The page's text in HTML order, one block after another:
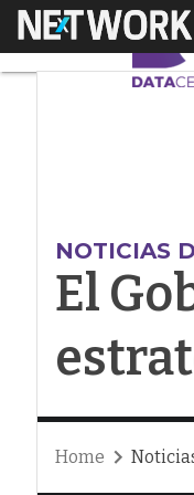
Menú
NOTICIAS
El
Home